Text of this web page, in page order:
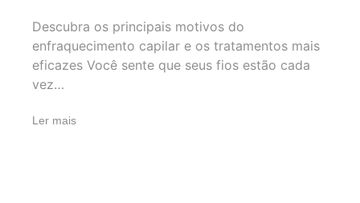
Descubra os principais motivos do
enfraquecimento capilar e os tratamentos mais
eficazes Você sente que seus fios estão cada
vez…
Ler mais